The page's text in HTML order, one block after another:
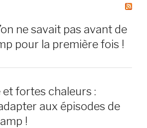
ne savait pas avant de
pour la première fois !
et fortes chaleurs :
aux épisodes de
!